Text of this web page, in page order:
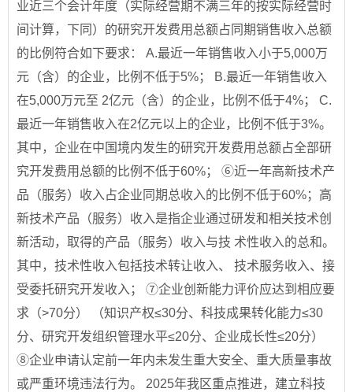
业近三个会计年度（实际经营期不满三年的按实际经营时
间计算，下同）的研究开发费用总额占同期销售收入总额
的比例符合如下要求： A.最近一年销售收入小于5,000万
元（含）的企业，比例不低于5%； B.最近一年销售收入
在5,000万元至 2亿元（含）的企业，比例不低于4%； C.
最近一年销售收入在2亿元以上的企业，比例不低于3%。
其中，企业在中国境内发生的研究开发费用总额占全部研
究开发费用总额的比例不低于60%； ⑥近一年高新技术产
品（服务）收入占企业同期总收入的比例不低于60%；高
新技术产品（服务）收入是指企业通过研发和相关技术创
新活动，取得的产品（服务）收入与技 术性收入的总和。
其中，技术性收入包括技术转让收入、 技术服务收入、接
受委托研究开发收入； ⑦企业创新能力评价应达到相应要
求（>70分） （知识产权≤30分、科技成果转化能力≤30
分、研究开发组织管理水平≤20分、企业成长性≤20分）
⑧企业申请认定前一年内未发生重大安全、重大质量事故
或严重环境违法行为。 2025年我区重点推进，建立科技